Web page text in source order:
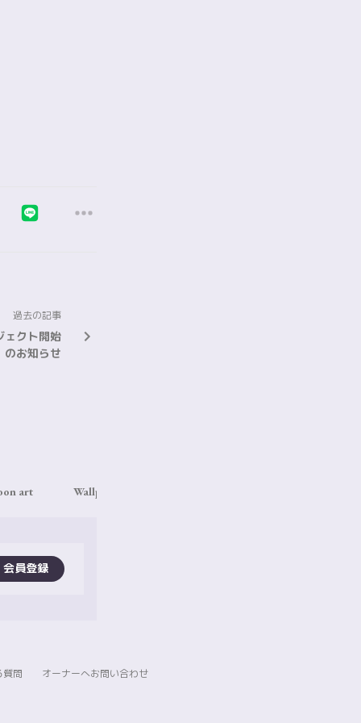
過去の記事
ェクト開始
のお知らせ
art Wallpaper
会員登録
質問 オーナーへお問い合わせ